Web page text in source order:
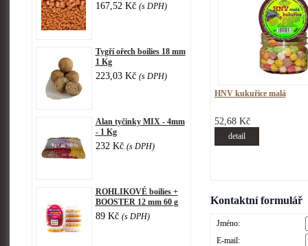
167,52 Kč (s DPH)
Tygří ořech boilies 18 mm
1 Kg
223,03 Kč (s DPH)
Alan tyčinky MIX - 4mm
- 1 Kg
232 Kč (s DPH)
ROHLIKOVÉ boilies +
BOOSTER 12 mm 60 g
89 Kč (s DPH)
HNV kukuřice malá
52,68 Kč
detail
Kontaktní formulář
Jméno:
E-mail: